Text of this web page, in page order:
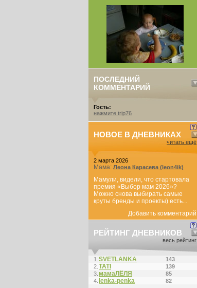
ПОСЛЕДНИЙ
КОММЕНТАРИЙ
Гость:
нажмите trip76
НОВОЕ В ДНЕВНИКАХ
читать ещё
2 марта 2026
Мама: Леона Карасева (leon4ik)
Мамули, видели, что стартовала
премия «Выбор мам 2026»?
Можно снова выбирать самые
круты бренды и проекты) есть...
Добавить комментарий
РЕЙТИНГ ДНЕВНИКОВ
весь рейтинг
1. SVETLANKA
143
2. ТАТI
139
3. мамаЛЁЛЯ
85
4. lenka-penka 82